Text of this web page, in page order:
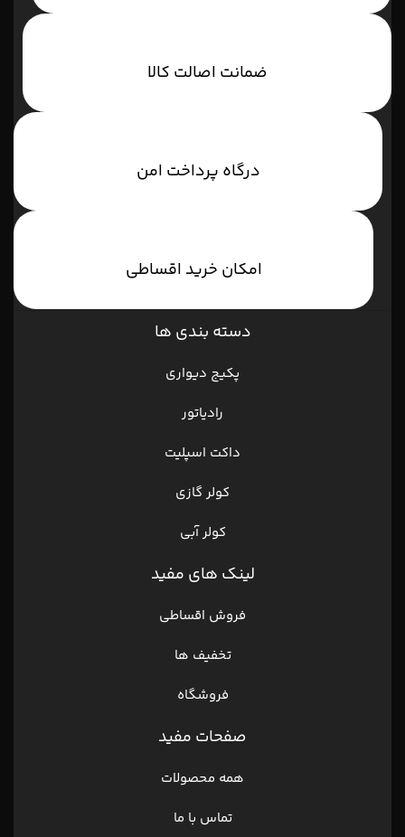
ضمانت اصالت کالا
درگاه پرداخت امن
امکان خرید اقساطی
دسته بندی ها
پکیج دیواری
رادیاتور
داکت اسپلیت
کولر گازی
کولر آبی
لینک های مفید
فروش اقساطی
تخفیف ها
فروشگاه
صفحات مفید
همه محصولات
تماس با ما